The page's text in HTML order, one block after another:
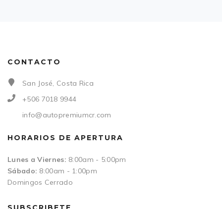
CONTACTO
San José, Costa Rica
+506 7018 9944
info@autopremiumcr.com
HORARIOS DE APERTURA
Lunes a Viernes: 8:00am - 5:00pm
Sábado: 8:00am - 1:00pm
Domingos Cerrado